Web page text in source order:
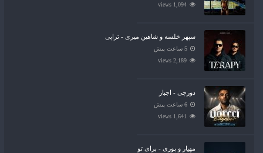
1,094 views
سپهر خلسه و شاهین میری - تراپی
5 ساعت پیش
2,189 views
دورچی - اجبار
6 ساعت پیش
1,641 views
مهیار و پوری - برای تو